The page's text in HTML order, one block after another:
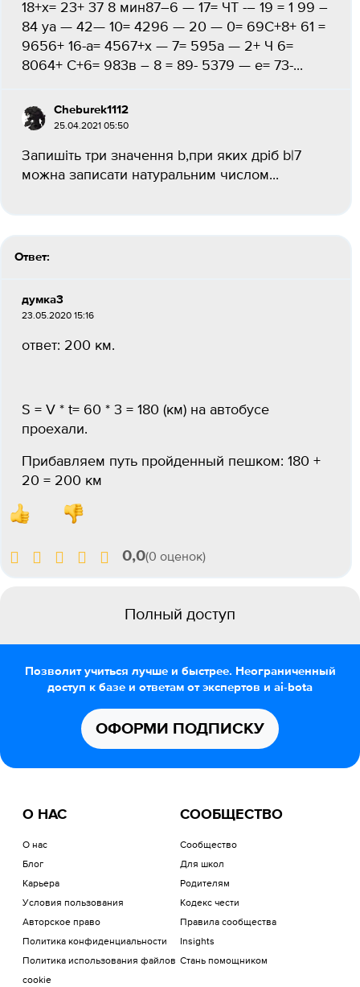
18+х= 23+ 37 8 мин87–6 — 17= ЧТ -– 19 = 1 99 –
84 yа — 42— 10= 4296 — 20 — 0= 69C+8+ 61 =
9656+ 16-а= 4567+х — 7= 595а — 2+ Ч 6=
8064+ C+6= 983в – 8 = 89- 5379 — е= 73-...
Cheburek1112
25.04.2021 05:50
Запишіть три значення b,при яких дріб b|7
можна записати натуральним числом...
Ответ:
думка3
23.05.2020 15:16
ответ: 200 км.
S = V * t= 60 * 3 = 180 (км) на автобусе
проехали.
Прибавляем путь пройденный пешком: 180 +
20 = 200 км
0,0(0 оценок)
Полный доступ
Позволит учиться лучше и быстрее. Неограниченный
доступ к базе и ответам от экспертов и ai-bota
ОФОРМИ ПОДПИСКУ
О НАС
О нас
Блог
Карьера
Условия пользования
Авторское право
Политика конфиденциальности
Политика использования файлов
cookie
СООБЩЕСТВО
Сообщество
Для школ
Родителям
Кодекс чести
Правила сообщества
Insights
Стань помощником